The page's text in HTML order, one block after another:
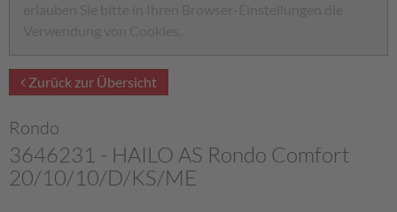
erlauben Sie bitte in Ihren Browser-Einstellungen die
Verwendung von Cookies.
Zurück zur Übersicht
Rondo
3646231 - HAILO AS Rondo Comfort
20/10/10/D/KS/ME